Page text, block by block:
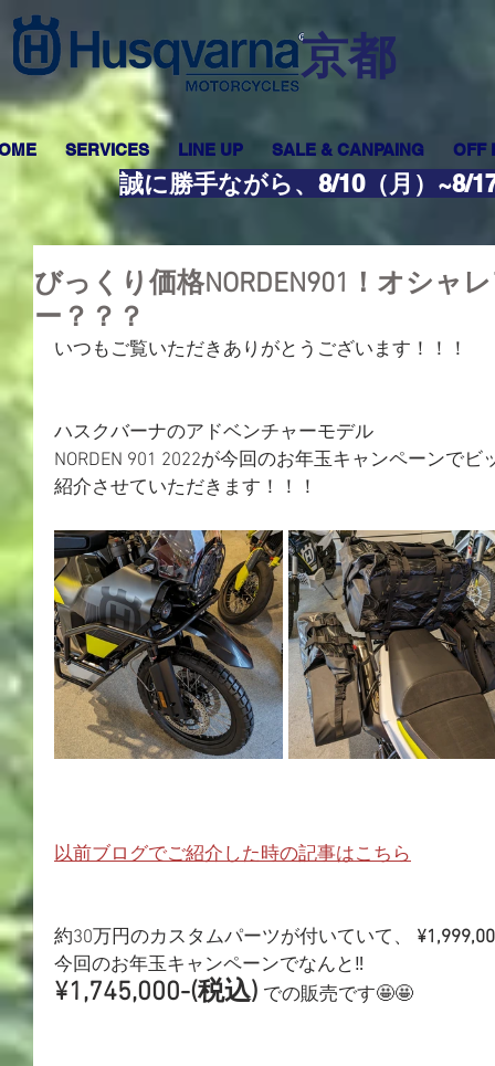
​京都
SERVICES LINE UP SALE & CANPAING OFF
誠に勝手ながら、8/10（月）~8/
びっくり価格NORDEN901！オシャ
ー？？？
いつもご覧いただきありがとうございます！！！
ハスクバーナのアドベンチャーモデル
NORDEN 901 2022が今回のお年玉キャンペーンで
紹介させていただきます！！！ ⁡
以前ブログでご紹介した時の記事はこちら
約30万円のカスタムパーツが付いていて、
今回のお年玉キャンペーンでなんと‼️
¥1,745,000-(税込) での販売です🤩🤩 ⁡